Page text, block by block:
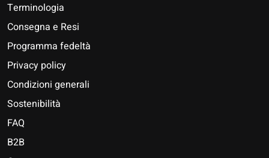
Terminologia
Consegna e Resi
Programma fedeltà
Privacy policy
Condizioni generali
Sostenibilità
FAQ
B2B